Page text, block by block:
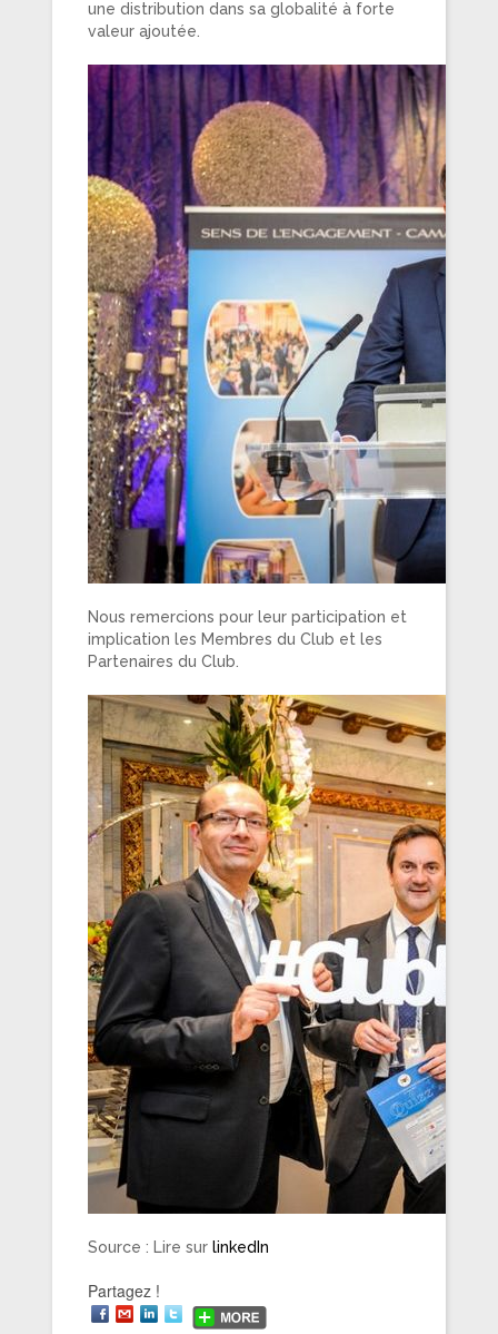
une distribution dans sa globalité à forte
valeur ajoutée.
Nous remercions pour leur participation et
implication les Membres du Club et les
Partenaires du Club.
Source : Lire sur linkedIn
Partagez !